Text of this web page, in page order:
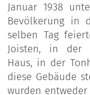
Januar 1938
Bevölkerung in
selben Tag
Joisten, in der
Haus, in der
diese Gebäude
wurden